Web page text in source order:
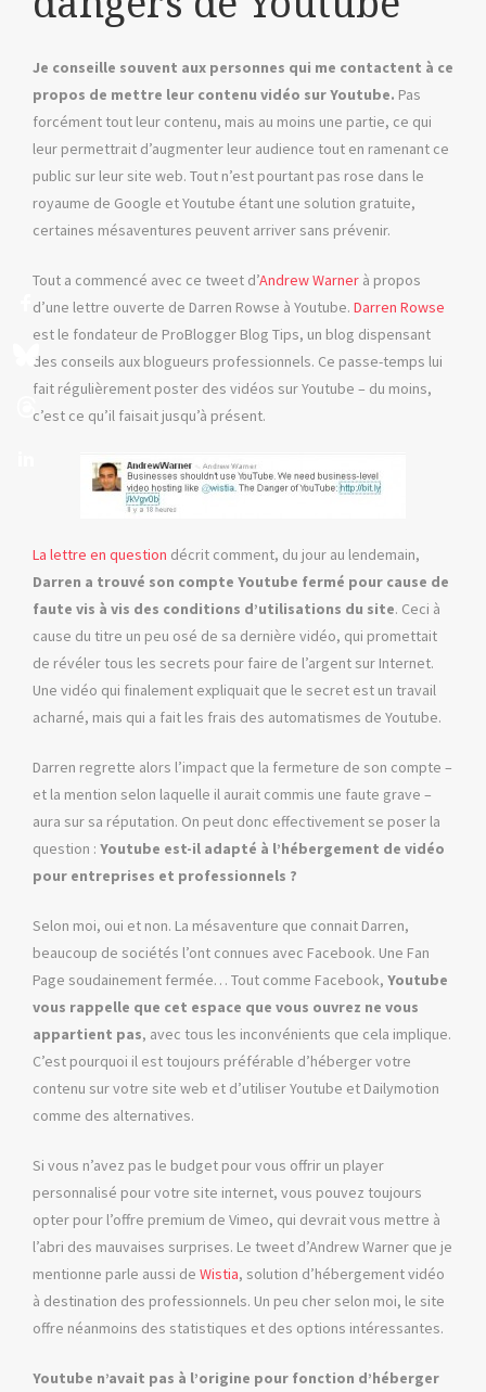
Je conseille souvent aux personnes qui me contactent à ce
propos de mettre leur contenu vidéo sur Youtube. Pas
forcément tout leur contenu, mais au moins une partie, ce qui
leur permettrait d’augmenter leur audience tout en ramenant ce
public sur leur site web. Tout n’est pourtant pas rose dans le
royaume de Google et Youtube étant une solution gratuite,
certaines mésaventures peuvent arriver sans prévenir.
Tout a commencé avec ce tweet d’Andrew Warner à propos
d’une lettre ouverte de Darren Rowse à Youtube. Darren Rowse
est le fondateur de ProBlogger Blog Tips, un blog dispensant
des conseils aux blogueurs professionnels. Ce passe-temps lui
fait régulièrement poster des vidéos sur Youtube – du moins,
c’est ce qu’il faisait jusqu’à présent.
La lettre en question décrit comment, du jour au lendemain,
Darren a trouvé son compte Youtube fermé pour cause de
faute vis à vis des conditions d’utilisations du site. Ceci à
cause du titre un peu osé de sa dernière vidéo, qui promettait
de révéler tous les secrets pour faire de l’argent sur Internet.
Une vidéo qui finalement expliquait que le secret est un travail
acharné, mais qui a fait les frais des automatismes de Youtube.
Darren regrette alors l’impact que la fermeture de son compte –
et la mention selon laquelle il aurait commis une faute grave –
aura sur sa réputation. On peut donc effectivement se poser la
question : Youtube est-il adapté à l’hébergement de vidéo
pour entreprises et professionnels ?
Selon moi, oui et non. La mésaventure que connait Darren,
beaucoup de sociétés l’ont connues avec Facebook. Une Fan
Page soudainement fermée… Tout comme Facebook, Youtube
vous rappelle que cet espace que vous ouvrez ne vous
appartient pas, avec tous les inconvénients que cela implique.
C’est pourquoi il est toujours préférable d’héberger votre
contenu sur votre site web et d’utiliser Youtube et Dailymotion
comme des alternatives.
Si vous n’avez pas le budget pour vous offrir un player
personnalisé pour votre site internet, vous pouvez toujours
opter pour l’offre premium de Vimeo, qui devrait vous mettre à
l’abri des mauvaises surprises. Le tweet d’Andrew Warner que je
mentionne parle aussi de Wistia, solution d’hébergement vidéo
à destination des professionnels. Un peu cher selon moi, le site
offre néanmoins des statistiques et des options intéressantes.
Youtube n’avait pas à l’origine pour fonction d’héberger